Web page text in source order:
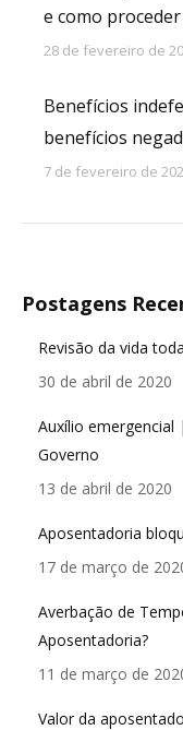
e como proceder
28 de fevereiro de
Benefícios
benefícios
7 de fevereiro de
Postagens
Revisão da vida
30 de abril de 2020
Auxílio
Governo
13 de abril de 2020
Aposentadoria
17 de março de
Averbação de
Aposentadoria?
11 de março de
Valor da